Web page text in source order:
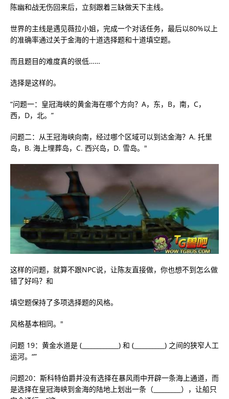
陈幽和战无伤回来后，立刻跟着三缺做天下主线。
世界的主线是遇见薇拉小姐，完成一个对话任务，最后以80%以上
的准确率通过关于金海的十道选择题和十道填空题。
而且题目的难度真的很低……
选择是这样的。
“问题一：皇冠海峡的黄金海在哪个方向？A，东，B，南，C，
西，D，北。”
问题二：从王冠海峡向南，经过哪个区域可以到达金海？A. 托里
岛，B. 海上埋葬岛，C. 西兴岛，D. 雪岛。"
这样的问题，就算不跟NPC说，让陈友直接做，你也想不到怎么做
错了好吗？和
填空题保持了多项选择题的风格。
风格基本相同。"
问题 19：黄金水道是 (____________) 和 (__________) 之间的狭窄人工
运河。“”
问题20：斯科特伯爵并没有选择在暴风雨中开辟一条海上通道，而
是选择在皇冠海峡到金海的陆地上划出一条（_________），让船只